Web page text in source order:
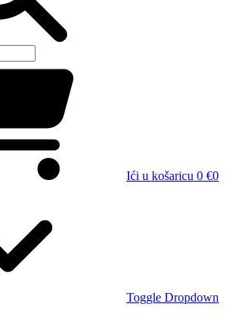
Ići u košaricu 0 €0
Toggle Dropdown